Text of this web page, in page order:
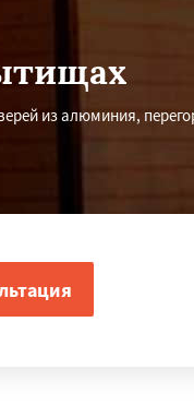
из алюминия,